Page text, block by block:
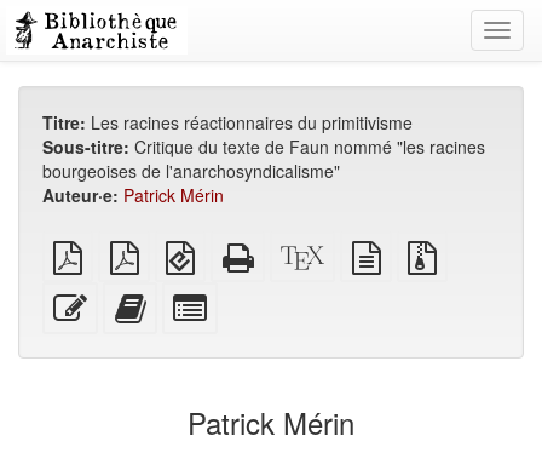
Titre: Les racines réactionnaires du primitivisme
Sous-titre: Critique du texte de Faun nommé "les racines
bourgeoises de l'anarchosyndicalisme"
Auteur·e: Patrick Mérin
PDF
brut
PDF
A4
imposé
EPUB
(pour
appareils
mobiles)
HTML
autonome
Source
XeLaTeX
texte
source
Modifier
ce
Ajouter
ce
au
livres
parties
le
générateur
Patrick Mérin